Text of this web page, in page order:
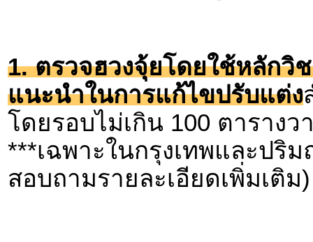
1. ตรวจฮวงจุ้ยโดยใช้หลัก
แนะนำในการแก้ไขปรับแต่ง
โดยรอบไม่เกิน 100 ตารางว
***เฉพาะในกรุงเทพและป
สอบถามรายละเอียดเพิ่มเติม)